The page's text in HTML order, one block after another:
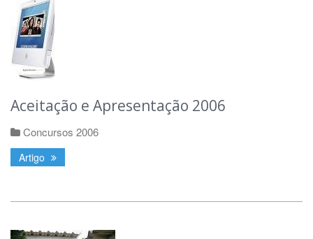
Aceitação e Apresentação 2006
Concursos 2006
Artigo